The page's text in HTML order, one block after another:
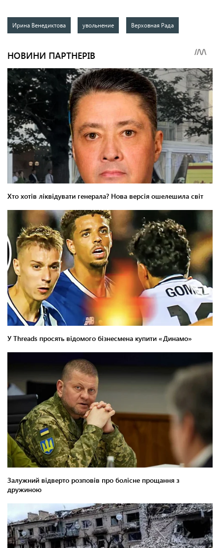
Ирина Венедиктова увольнение Верховная Рада